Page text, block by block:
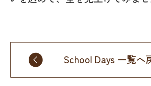
School Days 一覧へ